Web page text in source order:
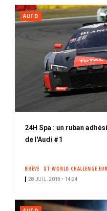
AUTO
24H Spa : un ruban
de l'Audi #1
BRÈVE GT WORLD CHALLENGE
28 JUIL. 2018 • 14:24